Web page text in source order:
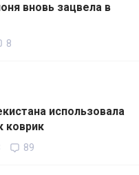
вновь зацвела в
8
использовала
коврик
89